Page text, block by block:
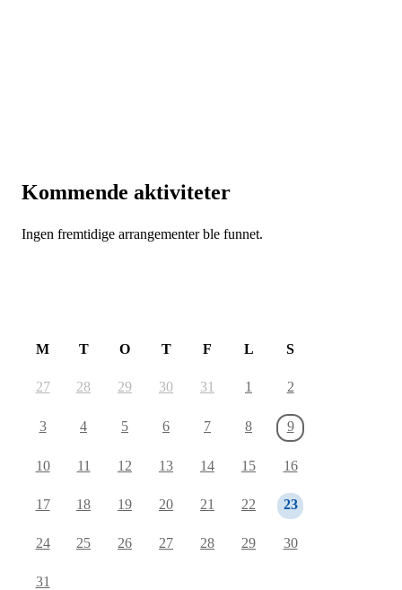
Kommende aktiviteter
Ingen fremtidige arrangementer ble funnet.
M T O T F L S
27 28 29 30 31 1 2
3 4 5 6 7 8 9
10 11 12 13 14 15 16
17 18 19 20 21 22 23
24 25 26 27 28 29 30
31